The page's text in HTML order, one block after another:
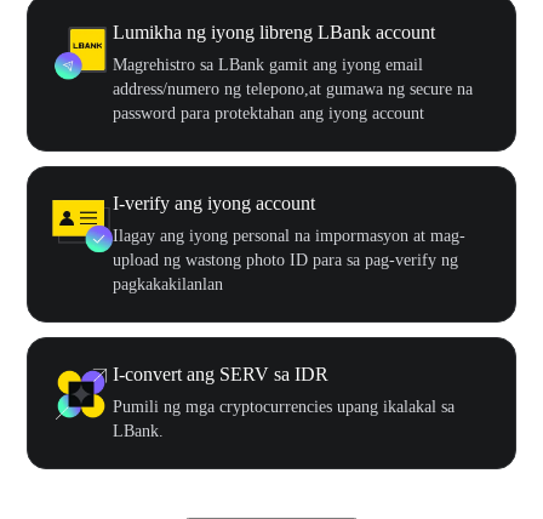
Lumikha ng iyong libreng LBank account
Magrehistro sa LBank gamit ang iyong email
address/numero ng telepono,at gumawa ng secure na
password para protektahan ang iyong account
I-verify ang iyong account
Ilagay ang iyong personal na impormasyon at mag-
upload ng wastong photo ID para sa pag-verify ng
pagkakakilanlan
I-convert ang SERV sa IDR
Pumili ng mga cryptocurrencies upang ikalakal sa
LBank.